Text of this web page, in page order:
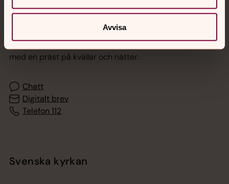
Avvisa
Akut samtals- och krisstöd. Prata eller chatta anonymt
med en präst på kvällar och nätter.
Chatt
Digitalt brev
Telefon 112
Svenska kyrkan